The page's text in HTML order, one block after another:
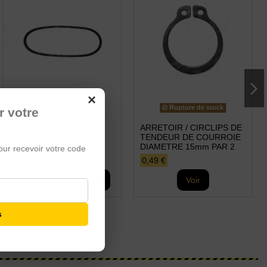
Ajouter au panier
Rupture de stock
ARRETOIR / CIRCLIPS DE
TENDEUR DE COURROIE
DIAMETRE 15mm PAR 2
0,49 €
Voir
×
votre
recevoir votre code